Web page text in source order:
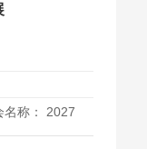
名称： 2027